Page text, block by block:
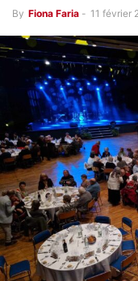
By Fiona Faria - 11 février